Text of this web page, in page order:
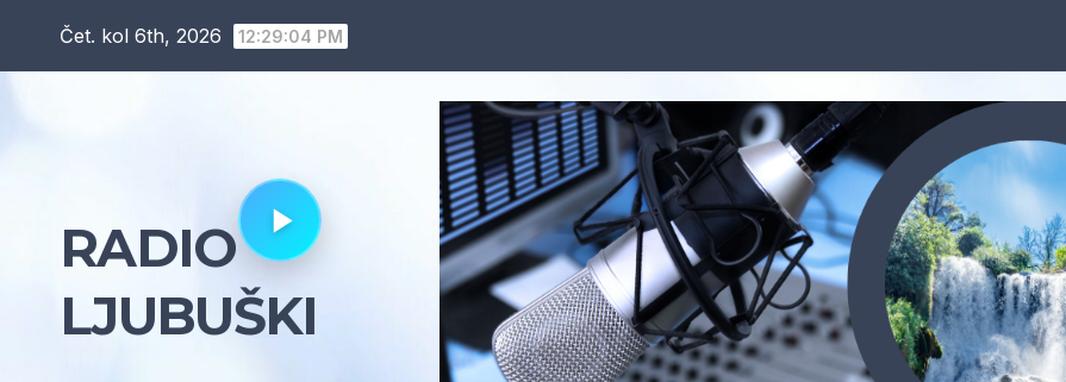
Čet. kol 6th, 2026 12:29:06 PM
RADIO
LJUBUŠKI